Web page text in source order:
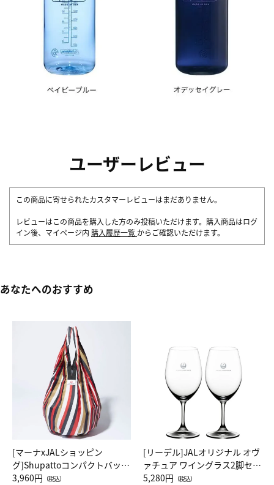
ユーザーレビュー
この商品に寄せられたカスタマーレビューはまだありません。
レビューはこの商品を購入した方のみ投稿いただけます。購入商品はログ
イン後、マイページ内 購入履歴一覧 からご確認いただけます。
あなたへのおすすめ
[マーナxJALショッピン
グ]Shupattoコンパクトバッグ
Drop JAL客室乗務員（LC）ス
3,960円 （税込）
[リーデル]JALオリジナル オヴ
ァチュア ワイングラス2脚セッ
ト（レッドワイン）
5,280円 （税込）